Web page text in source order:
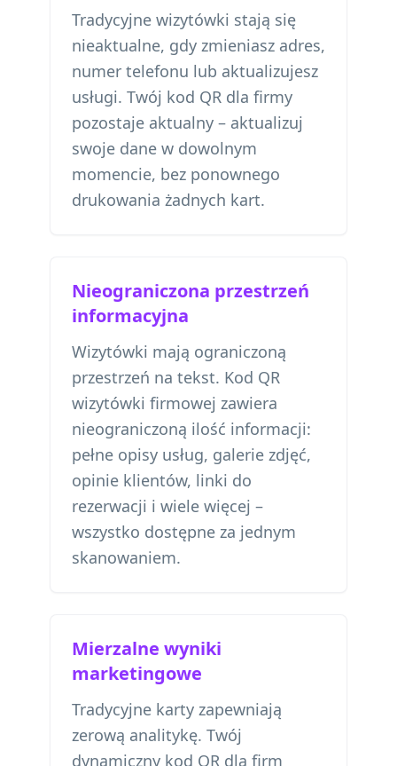
Tradycyjne wizytówki stają się
nieaktualne, gdy zmieniasz adres,
numer telefonu lub aktualizujesz
usługi. Twój kod QR dla firmy
pozostaje aktualny – aktualizuj
swoje dane w dowolnym
momencie, bez ponownego
drukowania żadnych kart.
Nieograniczona przestrzeń
informacyjna
Wizytówki mają ograniczoną
przestrzeń na tekst. Kod QR
wizytówki firmowej zawiera
nieograniczoną ilość informacji:
pełne opisy usług, galerie zdjęć,
opinie klientów, linki do
rezerwacji i wiele więcej –
wszystko dostępne za jednym
skanowaniem.
Mierzalne wyniki
marketingowe
Tradycyjne karty zapewniają
zerową analitykę. Twój
dynamiczny kod QR dla firm